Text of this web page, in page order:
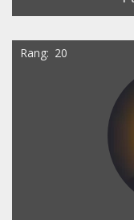
Rang 20